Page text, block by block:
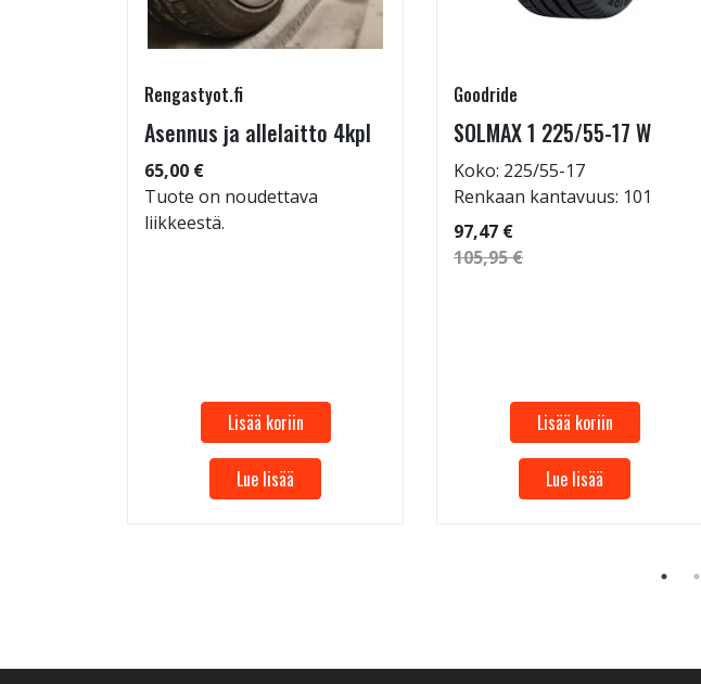
Rengastyot.fi
Asennus ja allelaitto 4kpl
65,00 €
Tuote on noudettava
liikkeestä.
Lisää koriin
Lue lisää
Goodride
SOLMAX 1 225/55-17 W
Koko: 225/55-17
Renkaan kantavuus: 101
97,47 €
105,95 €
Lisää koriin
Lue lisää